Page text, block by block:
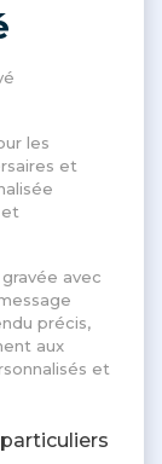
les
et
avec
précis,
aux
et